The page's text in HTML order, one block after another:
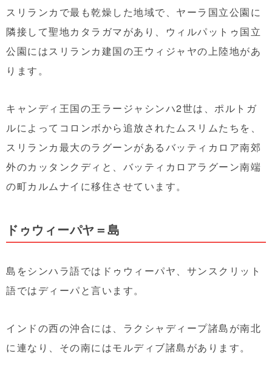
スリランカで最も乾燥した地域で、ヤーラ国立公園に
隣接して聖地カタラガマがあり、ウィルパットゥ国立
公園にはスリランカ建国の王ウィジャヤの上陸地があ
ります。
キャンディ王国の王ラージャシンハ2世は、ポルトガ
ルによってコロンボから追放されたムスリムたちを、
スリランカ最大のラグーンがあるバッティカロア南郊
外のカッタンクディと、バッティカロアラグーン南端
の町カルムナイに移住させています。
ドゥウィーパヤ＝島
島をシンハラ語ではドゥウィーパヤ、サンスクリット
語ではディーパと言います。
インドの西の沖合には、ラクシャディープ諸島が南北
に連なり、その南にはモルディブ諸島があります。